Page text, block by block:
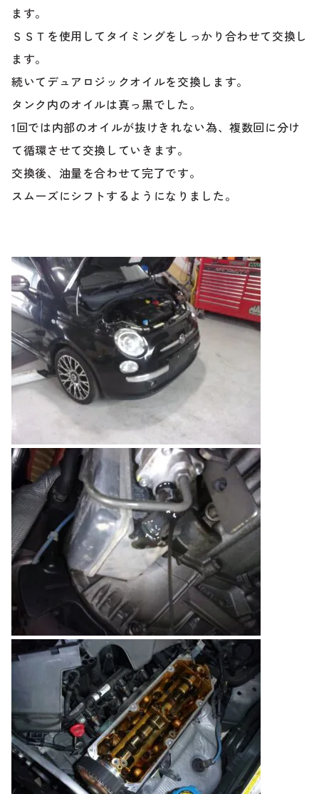
プライバシーポリシー
中古車探しのご依頼・レンタカーのご相談
電話・メールなどのご連絡方法意外にも、オンラインで
のご相談も可能です。
お問い合わせフォームにて、オンラインでのご連絡をご
希望ください。
ます。
ＳＳＴを使用してタイミングをしっかり合わせて交換し
ます。
続いてデュアロジックオイルを交換します。
タンク内のオイルは真っ黒でした。
1回では内部のオイルが抜けきれない為、複数回に分け
て循環させて交換していきます。
交換後、油量を合わせて完了です。
スムーズにシフトするようになりました。